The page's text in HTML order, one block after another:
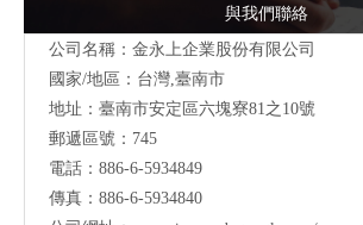
與我們聯絡
公司名稱：金永上企業股份有限公司
國家/地區：台灣,臺南市
地址：臺南市安定區六塊寮81之10號
郵遞區號：745
電話：886-6-5934849
傳真：886-6-5934840